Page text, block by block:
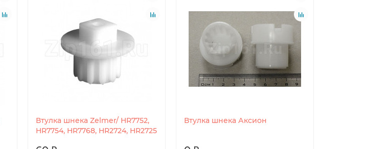
Втулка шнека Zelmer/ HR7752,
HR7754, HR7768, HR2724, HR2725
Втулка шнека Аксион